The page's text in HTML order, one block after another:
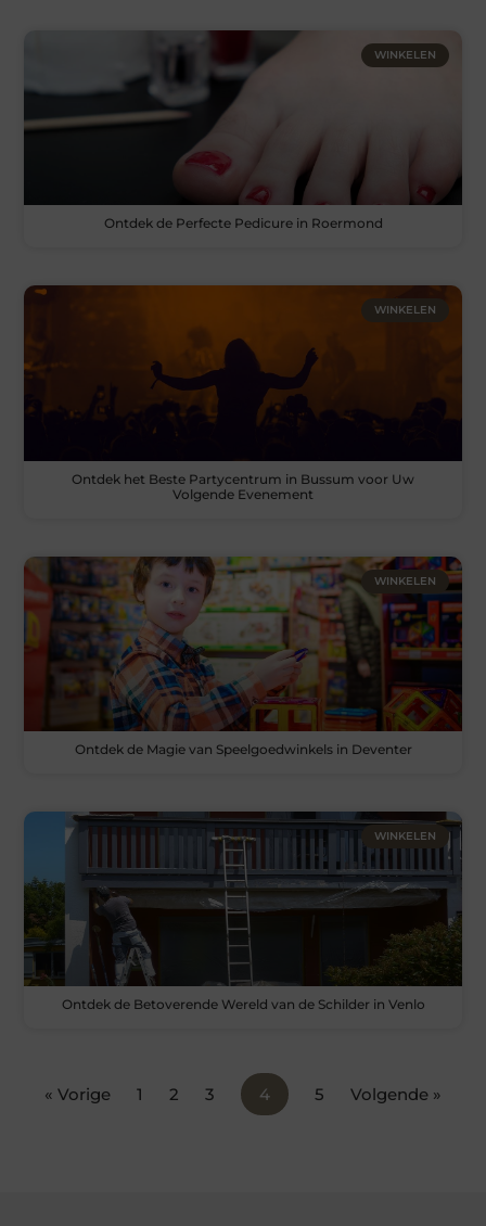
WINKELEN
Ontdek de Perfecte Pedicure in Roermond
WINKELEN
Ontdek het Beste Partycentrum in Bussum voor Uw
Volgende Evenement
WINKELEN
Ontdek de Magie van Speelgoedwinkels in Deventer
WINKELEN
Ontdek de Betoverende Wereld van de Schilder in Venlo
« Vorige 1 2 3 4 5 Volgende »